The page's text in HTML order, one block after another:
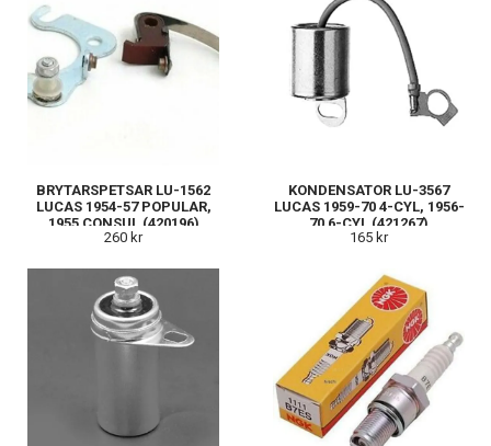
BRYTARSPETSAR LU-1562
LUCAS 1954-57 POPULAR,
1955 CONSUL (420196)
260 kr
KONDENSATOR LU-3567
LUCAS 1959-70 4-CYL, 1956-
70 6-CYL (421267)
165 kr